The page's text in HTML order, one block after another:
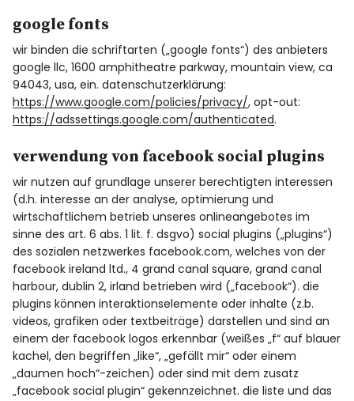
google fonts
wir binden die schriftarten („google fonts“) des anbieters
google llc, 1600 amphitheatre parkway, mountain view, ca
94043, usa, ein. datenschutzerklärung:
https://www.google.com/policies/privacy/, opt-out:
https://adssettings.google.com/authenticated.
verwendung von facebook social plugins
wir nutzen auf grundlage unserer berechtigten interessen
(d.h. interesse an der analyse, optimierung und
wirtschaftlichem betrieb unseres onlineangebotes im
sinne des art. 6 abs. 1 lit. f. dsgvo) social plugins („plugins“)
des sozialen netzwerkes facebook.com, welches von der
facebook ireland ltd., 4 grand canal square, grand canal
harbour, dublin 2, irland betrieben wird („facebook“). die
plugins können interaktionselemente oder inhalte (z.b.
videos, grafiken oder textbeiträge) darstellen und sind an
einem der facebook logos erkennbar (weißes „f“ auf blauer
kachel, den begriffen „like“, „gefällt mir“ oder einem
„daumen hoch“-zeichen) oder sind mit dem zusatz
„facebook social plugin“ gekennzeichnet. die liste und das